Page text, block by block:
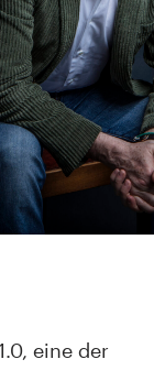
eine der